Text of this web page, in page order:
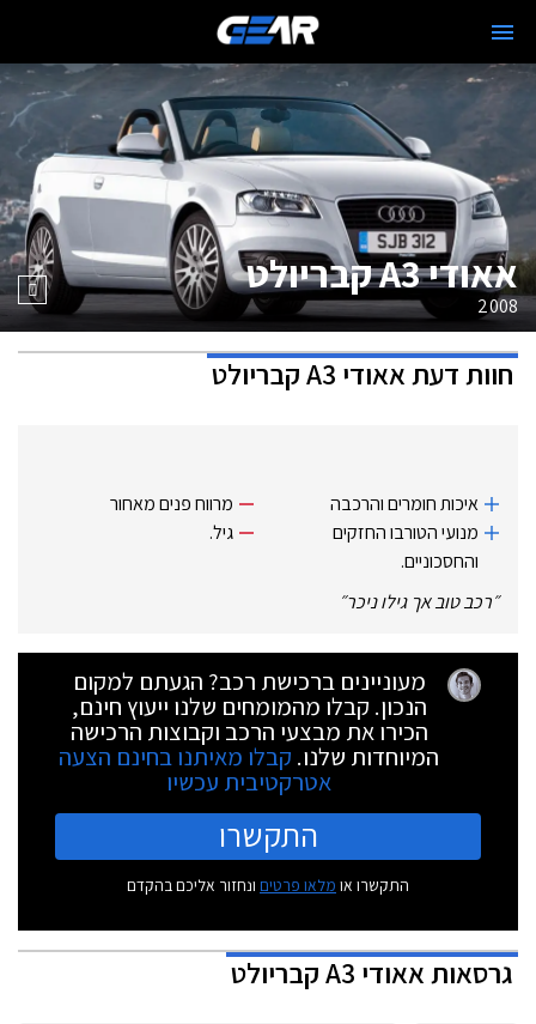
אאודי A3 קבריולט
2008
חוות דעתאאודי A3 קבריולט
איכות חומרים והרכבה
מנועי ‏הטורבו החזקים
והחסכוניים.‏
מרווח פנים מאחור
גיל.‏
״רכב טוב אך גילו ניכר״
מעוניינים ברכישת רכב? הגעתם למקום
הנכון. קבלו מהמומחים שלנו ייעוץ חינם,
הכירו את מבצעי הרכב וקבוצות הרכישה
המיוחדות שלנו. קבלו מאיתנו בחינם הצעה
אטרקטיבית עכשיו
התקשרו
התקשרו או מלאו פרטים ונחזור אליכם בהקדם
גרסאותאאודי A3 קבריולט